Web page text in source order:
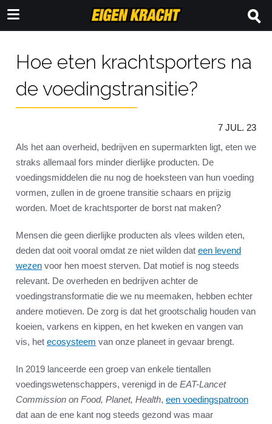
Hoe eten krachtsporters na
de voedingstransitie?
7 JUL. 23
Als het aan overheid, bedrijven en supermarkten ligt, eten we
straks allemaal fors minder dierlijke producten. De
voedingsmiddelen die nu nog de hoeksteen van hun voeding
vormen, zullen in de groene transitie schaars en prijzig
worden. Moet de krachtsporter de borst nat maken?
Mensen die geen dierlijke producten als vlees wilden eten,
deden dat ooit vooral omdat ze niet wilden dat een levend
wezen voor hen moest sterven. Dat motief is nog steeds
relevant. De overheden en bedrijven achter de
voedingstransformatie die we nu meemaken, hebben echter
andere motieven. De zorg is dat het grootschalig houden van
koeien, varkens en kippen, en het kweken en vangen van
vis, het ecosysteem van onze planeet in gevaar brengt.
In 2019 lanceerde een groep van enkele tientallen
voedingswetenschappers, verenigd in de EAT-Lancet
Commission on Food, Planet, Health, een voedingspatroon
dat aan de ene kant nog steeds gezond was maar